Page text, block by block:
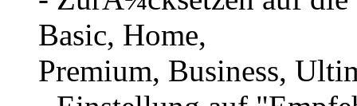
Basic, Home,
Premium, Business,